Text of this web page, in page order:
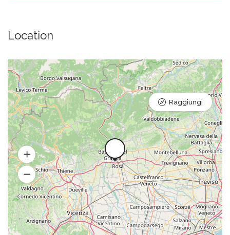
Location
Raggiungi